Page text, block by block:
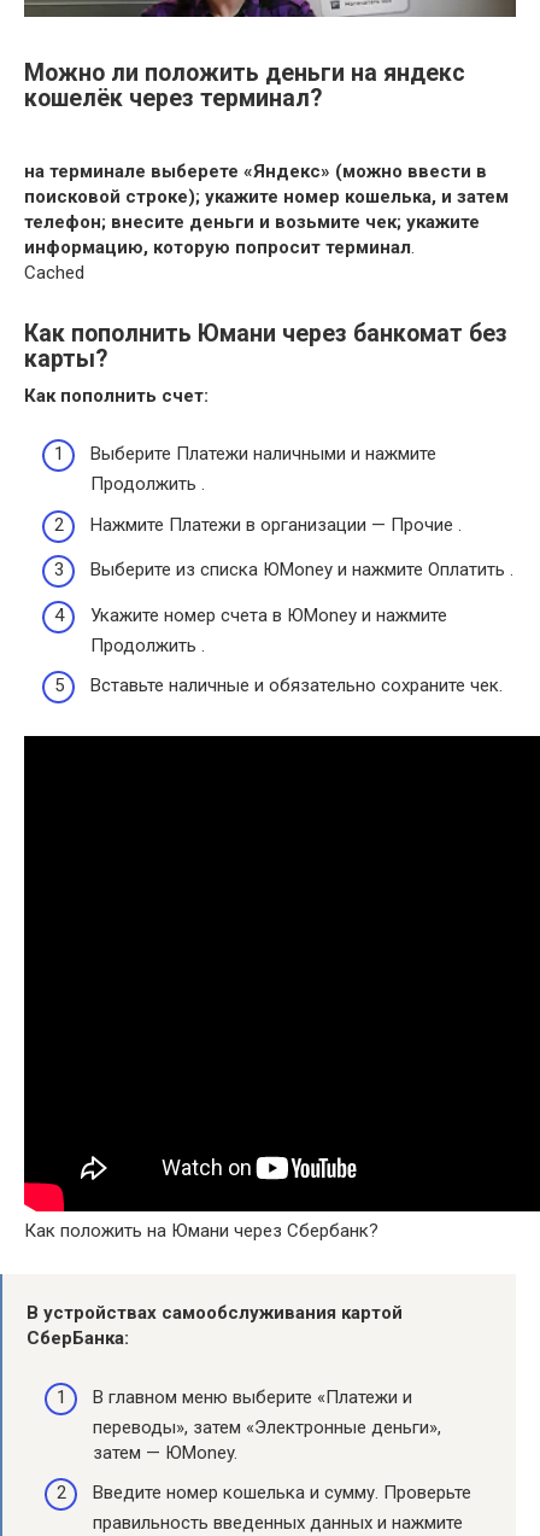
Можно ли положить деньги на яндекс
кошелёк через терминал?
на терминале выберете «Яндекс» (можно ввести в
поисковой строке); укажите номер кошелька, и затем
телефон; внесите деньги и возьмите чек; укажите
информацию, которую попросит терминал.
Cached
Как пополнить Юмани через банкомат без
карты?
Как пополнить счет:
Выберите Платежи наличными и нажмите
Продолжить .
Нажмите Платежи в организации — Прочие .
Выберите из списка ЮMoney и нажмите Оплатить .
Укажите номер счета в ЮMoney и нажмите
Продолжить .
Вставьте наличные и обязательно сохраните чек.
Как положить на Юмани через Сбербанк?
В устройствах самообслуживания картой
СберБанка:
В главном меню выберите «Платежи и
переводы», затем «Электронные деньги»,
затем — ЮMoney.
Введите номер кошелька и сумму. Проверьте
правильность введенных данных и нажмите